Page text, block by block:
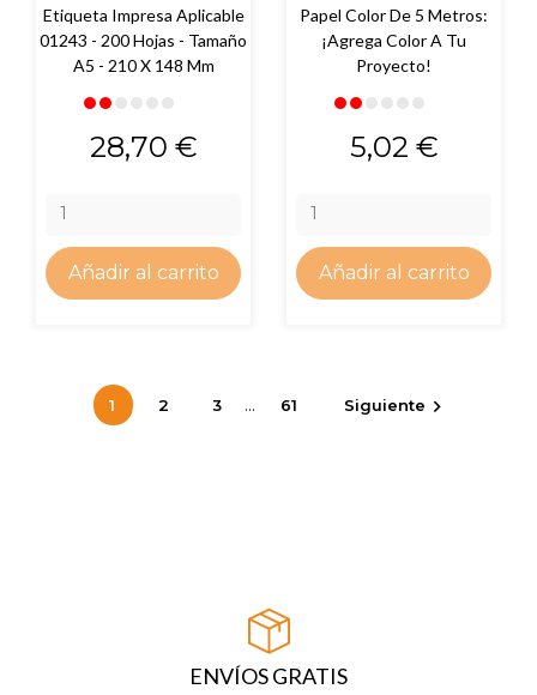
Etiqueta Impresa Aplicable
01243 - 200 Hojas - Tamaño
A5 - 210 X 148 Mm
Precio
28,70 €
Añadir al carrito
Papel Color De 5 Metros:
¡Agrega Color A Tu
Proyecto!
Precio
5,02 €
Añadir al carrito
1 2 3 … 61 Siguiente 
ENVÍOS GRATIS